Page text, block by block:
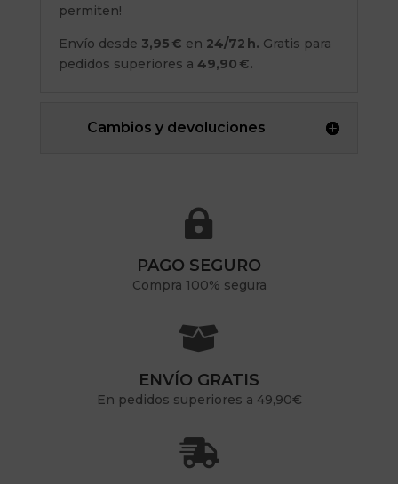
permiten!
Envío desde 3,95 € en 24/72 h. Gratis para
pedidos superiores a 49,90 €.
Cambios y devoluciones

PAGO SEGURO
Compra 100% segura

ENVÍO GRATIS
En pedidos superiores a 49,90€
